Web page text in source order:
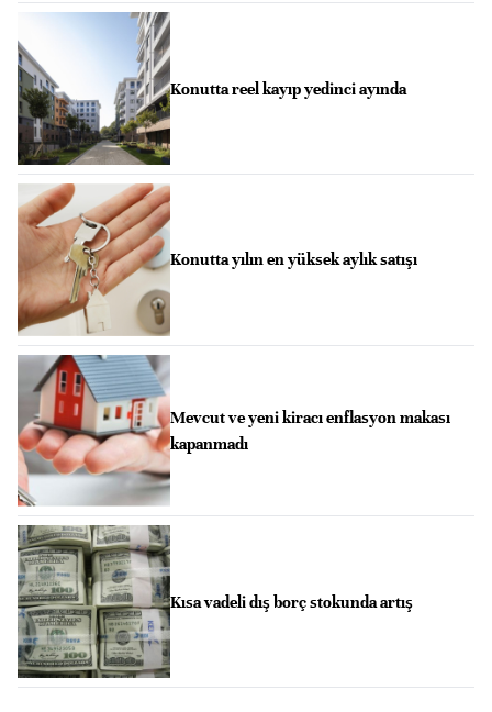
Konutta reel kayıp yedinci ayında
Konutta yılın en yüksek aylık satışı
Mevcut ve yeni kiracı enflasyon makası
kapanmadı
Kısa vadeli dış borç stokunda artış